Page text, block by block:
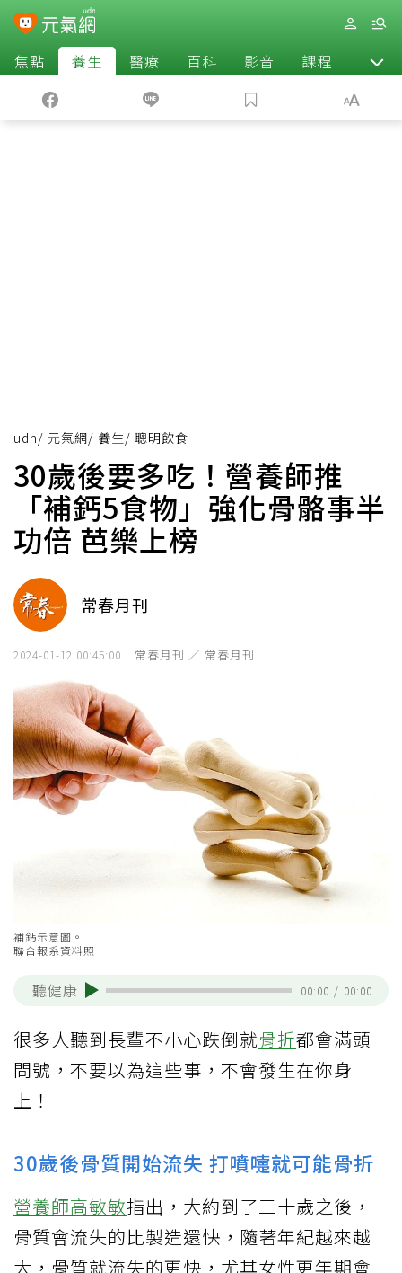
焦點 養生 醫療 百科 影音 課程 退休
udn/ 元氣網/ 養生/ 聰明飲食
30歲後要多吃！營養師推
「補鈣5食物」強化骨骼事半
功倍 芭樂上榜
常春月刊
2024-01-12 00:45:00 常春月刊 ／ 常春月刊
補鈣示意圖。
聯合報系資料照
聽健康 00:00 / 00:00
很多人聽到長輩不小心跌倒就骨折都會滿頭
問號，不要以為這些事，不會發生在你身
上！
30歲後骨質開始流失 打噴嚏就可能骨折
營養師高敏敏指出，大約到了三十歲之後，
骨質會流失的比製造還快，隨著年紀越來越
大，骨質就流失的更快，尤其女性更年期會